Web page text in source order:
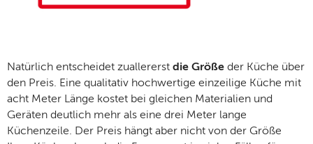
Natürlich entscheidet zuallererst die Größe der Küche über
den Preis. Eine qualitativ hochwertige einzeilige Küche mit
acht Meter Länge kostet bei gleichen Materialien und
Geräten deutlich mehr als eine drei Meter lange
Küchenzeile. Der Preis hängt aber nicht von der Größe